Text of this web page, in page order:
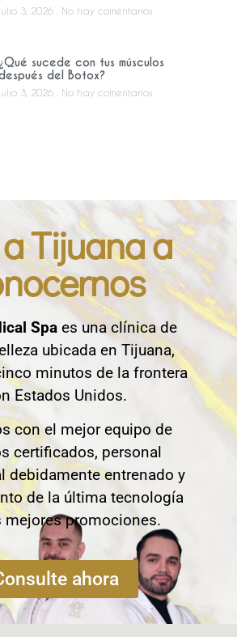
julio 3, 2026 No hay comentarios
¿Qué sucede con tus músculos
del Botox?
julio 3, 2026 No hay comentarios
Tijuana a
Spa es una clínica de
ubicada en Tijuana,
minutos de la frontera
Estados Unidos.
con el mejor equipo de
certificados, personal
debidamente entrenado y
de la última tecnología
mejores promociones.
ahora